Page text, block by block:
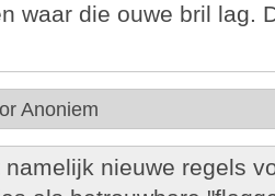
waar die ouwe bril lag.
Anoniem
namelijk nieuwe regels